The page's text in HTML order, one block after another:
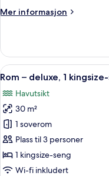
Mer informasjon
Mer
2
queensize-
senger
Åpne
alle
bildene
av
Rom
–
deluxe,
1
6
Rom – deluxe, 1
Havutsikt
30 m²
1 soverom
Plass til 3 personer
1 kingsize-seng
Wi-fi inkludert